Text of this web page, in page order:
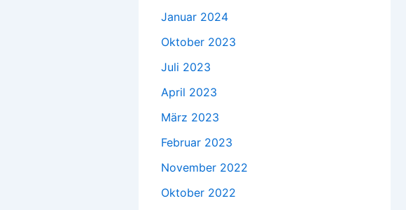
Januar 2024
Oktober 2023
Juli 2023
April 2023
März 2023
Februar 2023
November 2022
Oktober 2022